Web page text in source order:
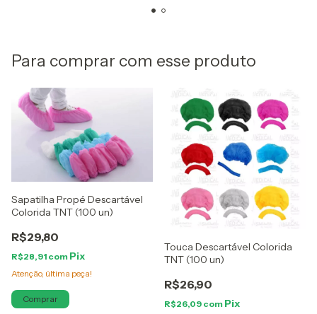
Para comprar com esse produto
Sapatilha Propé Descartável
Colorida TNT (100 un)
R$29,80
R$28,91 com
Atenção, última peça!
Comprar
Touca Descartável Colorida
TNT (100 un)
R$26,90
R$26,09 com